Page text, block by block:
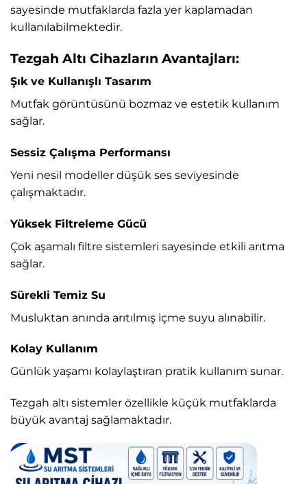
sayesinde mutfaklarda fazla yer kaplamadan
kullanılabilmektedir.
Tezgah Altı Cihazların Avantajları:
Şık ve Kullanışlı Tasarım
Mutfak görüntüsünü bozmaz ve estetik kullanım
sağlar.
Sessiz Çalışma Performansı
Yeni nesil modeller düşük ses seviyesinde
çalışmaktadır.
Yüksek Filtreleme Gücü
Çok aşamalı filtre sistemleri sayesinde etkili arıtma
sağlar.
Sürekli Temiz Su
Musluktan anında arıtılmış içme suyu alınabilir.
Kolay Kullanım
Günlük yaşamı kolaylaştıran pratik kullanım sunar.
Tezgah altı sistemler özellikle küçük mutfaklarda
büyük avantaj sağlamaktadır.